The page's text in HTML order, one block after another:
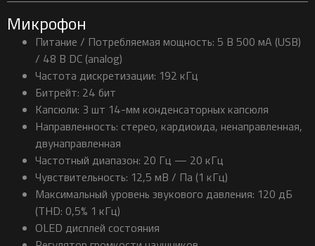
Микрофон
Питание / Потребляемая мощность: 5 В 500 мА (USB)
/ 48 В DC (analog)
Частота дискретизации: 192 кГц
Битрейт: 24 бит
Капсюли: 3 шт 14-мм конденсаторных капсюля
Направленность: стерео, кардиоида, ненаправленная,
двунаправленная
Частотный диапазон: 20 Гц — 20 кГц
Чувствительность: 12,5 мВ / Па (1 кГц)
Максимальный уровень звукового давления: 120 дБ
(THD: 0,5% 1 кГц)
OLED дисплей состояния